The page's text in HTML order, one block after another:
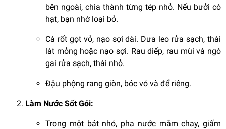
bên ngoài, chia thành từng tép nhỏ. Nếu bưởi có
hạt, bạn nhớ loại bỏ.
Cà rốt gọt vỏ, nạo sợi dài. Dưa leo rửa sạch, thái
lát mỏng hoặc nạo sợi. Rau diếp, rau mùi và ngò
gai rửa sạch, thái nhỏ.
Đậu phộng rang giòn, bóc vỏ và để riêng.
Làm Nước Sốt Gỏi:
Trong một bát nhỏ, pha nước mắm chay, giấm